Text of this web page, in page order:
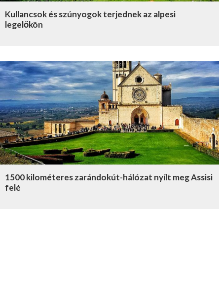
Kullancsok és szúnyogok terjednek az alpesi
legelőkön
1500 kilométeres zarándokút-hálózat nyílt meg Assisi
felé